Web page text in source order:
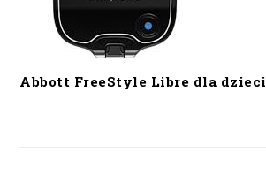
Abbott FreeStyle Libre dla dzieci